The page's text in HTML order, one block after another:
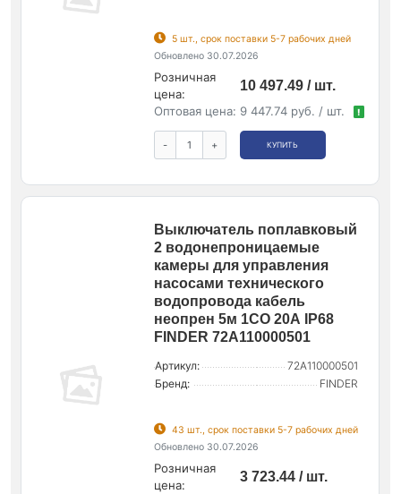
5 шт., срок поставки 5-7 рабочих дней
Обновлено 30.07.2026
Розничная
цена:
10 497.49 / шт.
Оптовая цена: 9 447.74 руб. / шт. !
- + КУПИТЬ
Выключатель поплавковый
2 водонепроницаемые
камеры для управления
насосами технического
водопровода кабель
неопрен 5м 1СО 20А IP68
FINDER 72A110000501
Артикул:
72A110000501
Бренд:
FINDER
43 шт., срок поставки 5-7 рабочих дней
Обновлено 30.07.2026
Розничная
цена:
3 723.44 / шт.